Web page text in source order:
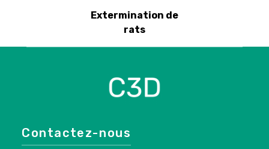
Extermination de
rats
Contactez-nous